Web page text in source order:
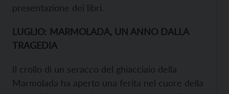
presentazione dei libri.
LUGLIO: MARMOLADA, UN ANNO DALLA
TRAGEDIA
Il crollo di un seracco del ghiacciaio della
Marmolada ha aperto una ferita nel cuore della